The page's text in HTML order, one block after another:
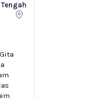
Tengah